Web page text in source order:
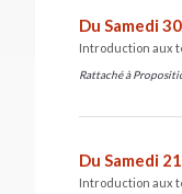
Du Samedi
Introduction aux
Rattaché à
Du Samedi
Introduction aux